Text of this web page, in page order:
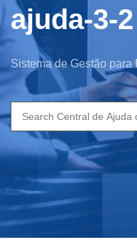
ajuda-3-2
Sistema de Gestão
Search
for: